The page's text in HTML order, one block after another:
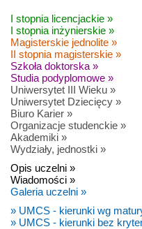
I stopnia licencjackie »
I stopnia inżynierskie »
Magisterskie jednolite »
II stopnia magisterskie »
Szkoła doktorska »
Studia podyplomowe »
Uniwersytet III Wieku »
Uniwersytet Dziecięcy »
Biuro Karier »
Organizacje studenckie »
Akademiki »
Wydziały, jednostki »
Opis uczelni »
Wiadomości »
Galeria uczelni »
» UMCS - kierunki wg
» UMCS - kierunki bez